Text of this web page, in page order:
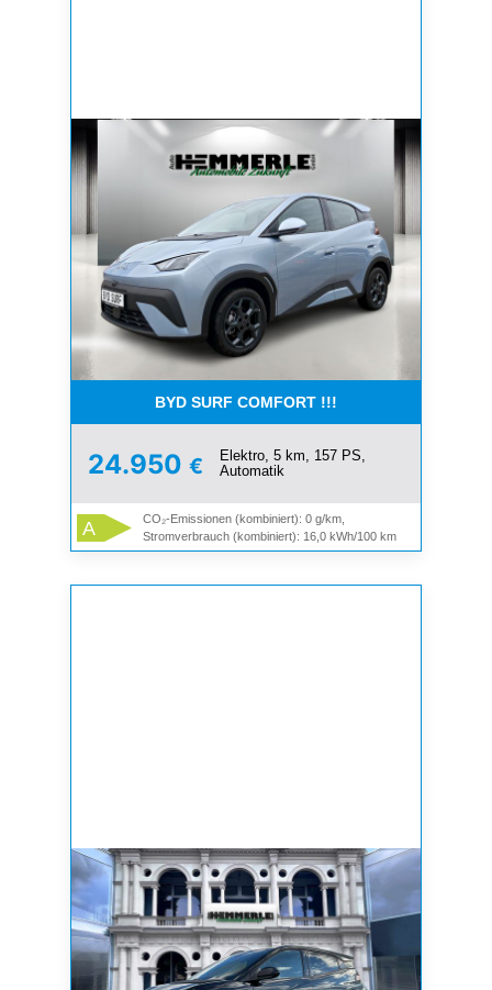
BYD SURF COMFORT !!!
24.950 €
Elektro, 5 km, 157 PS,
Automatik
A
CO₂-Emissionen (kombiniert): 0 g/km,
Stromverbrauch (kombiniert): 16,0 kWh/100 km